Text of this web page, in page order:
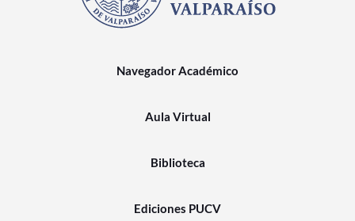
Navegador Académico
Aula Virtual
Biblioteca
Ediciones PUCV